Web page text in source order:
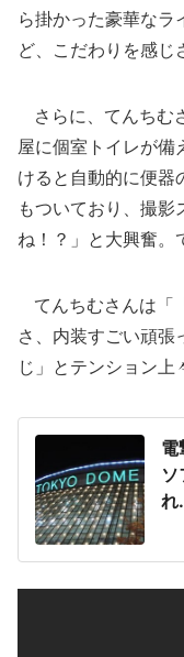
ら掛かった豪華なラ
ど、こだわりを感じ
さらに、てんちむ
屋に個室トイレが備
けると自動的に便器
もついており、撮影
ね！？」と大興奮。
てんちむさんは「
さ、内装すごい頑張
じ」とテンション上
電
れ